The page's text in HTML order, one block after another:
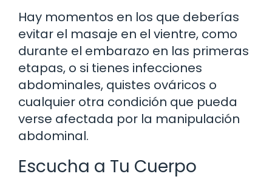
Hay momentos en los que deberías
evitar el masaje en el vientre, como
durante el embarazo en las primeras
etapas, o si tienes infecciones
abdominales, quistes ováricos o
cualquier otra condición que pueda
verse afectada por la manipulación
abdominal.
Escucha a Tu Cuerpo